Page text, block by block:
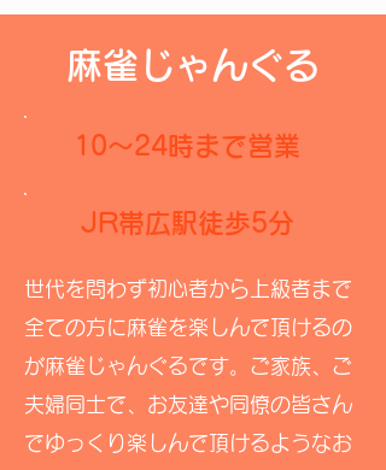
​麻雀じゃんぐる
10～24時まで営業
JR帯広駅徒歩5分
世代を問わず初心者から上級者まで
全ての方に麻雀を楽しんで頂けるの
が麻雀じゃんぐるです。ご家族、ご
夫婦同士で、お友達や同僚の皆さん
でゆっくり楽しんで頂けるようなお